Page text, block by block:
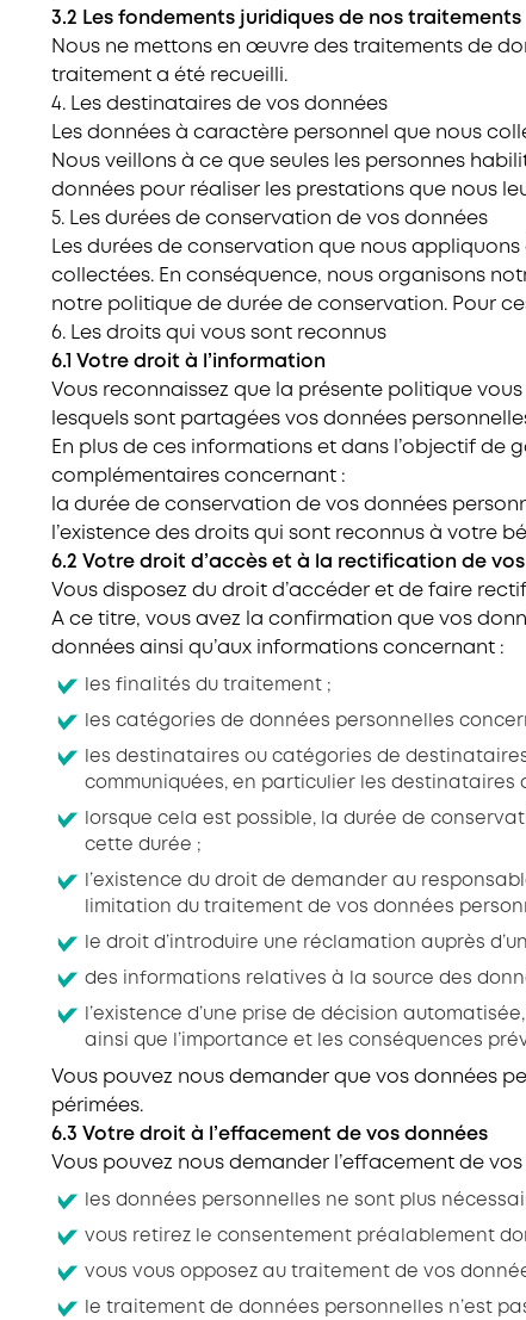
3.2 Les fondements juridiques de nos traitements
Nous ne mettons en œuvre des traitements de
traitement a été recueilli.
4. Les destinataires de vos données
Les données à caractère personnel que nous
Nous veillons à ce que seules les personnes
données pour réaliser les prestations que nous
5. Les durées de conservation de vos données
Les durées de conservation que nous
collectées. En conséquence, nous organisons
notre politique de durée de conservation. Pour
6. Les droits qui vous sont reconnus
6.1 Votre droit à l’information
Vous reconnaissez que la présente politique
lesquels sont partagées vos données
En plus de ces informations et dans l’objectif
complémentaires concernant :
la durée de conservation de vos données
l’existence des droits qui sont reconnus à votre
6.2 Votre droit d’accès et à la rectification de
Vous disposez du droit d’accéder et de faire
A ce titre, vous avez la confirmation que vos
données ainsi qu’aux informations concernant :
les finalités du traitement ;
les catégories de données personnelles
les destinataires ou catégories de
communiquées, en particulier les destinataires
lorsque cela est possible, la durée de
cette durée ;
l’existence du droit de demander au
limitation du traitement de vos données
le droit d’introduire une réclamation auprès
des informations relatives à la source des
l’existence d’une prise de décision
ainsi que l’importance et les conséquences
Vous pouvez nous demander que vos données
périmées.
6.3 Votre droit à l’effacement de vos données
Vous pouvez nous demander l’effacement de
les données personnelles ne sont plus
vous retirez le consentement préalablement
vous vous opposez au traitement de vos
le traitement de données personnelles n’est